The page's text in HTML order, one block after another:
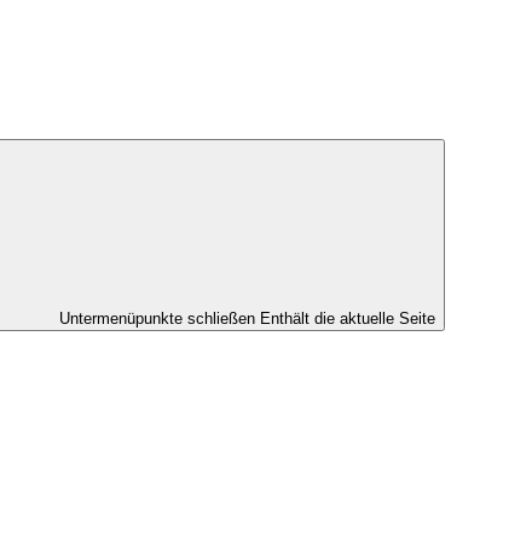
Untermenüpunkte schließen Enthält die aktuelle Seite